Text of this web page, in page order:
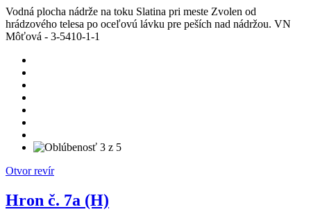
Vodná plocha nádrže na toku Slatina pri meste Zvolen od
hrádzového telesa po oceľovú lávku pre peších nad nádržou. VN
Môťová - 3-5410-1-1
Otvor revír
Hron č. 7a (H)